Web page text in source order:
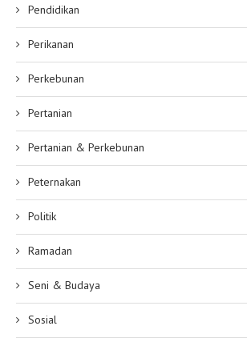
Pendidikan
Perikanan
Perkebunan
Pertanian
Pertanian & Perkebunan
Peternakan
Politik
Ramadan
Seni & Budaya
Sosial